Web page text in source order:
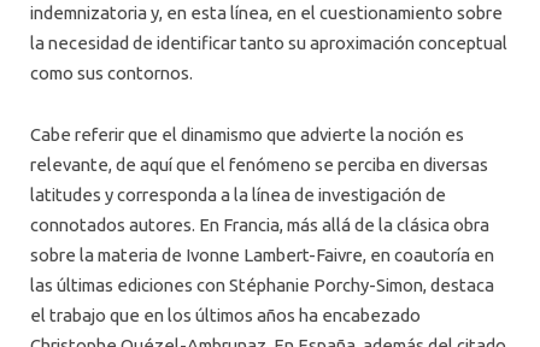
indemnizatoria y, en esta línea, en el cuestionamiento sobre
la necesidad de identificar tanto su aproximación conceptual
como sus contornos.
Cabe referir que el dinamismo que advierte la noción es
relevante, de aquí que el fenómeno se perciba en diversas
latitudes y corresponda a la línea de investigación de
connotados autores. En Francia, más allá de la clásica obra
sobre la materia de Ivonne Lambert-Faivre, en coautoría en
las últimas ediciones con Stéphanie Porchy-Simon, destaca
el trabajo que en los últimos años ha encabezado